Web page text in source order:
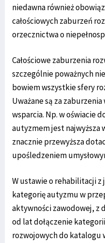
niedawna również
całościowych zaburzeń
orzecznictwa o
Całościowe zaburzenia
szczególnie poważnych
bowiem wszystkie sfery
Uważane są za
wsparcia. Np. w oświacie
autyzmem jest najwyższa
znacznie przewyższa
upośledzeniem
W ustawie o rehabilitacji
kategorię autyzmu w
aktywności zawodowej, z
od lat dołączenie
rozwojowych do katalogu